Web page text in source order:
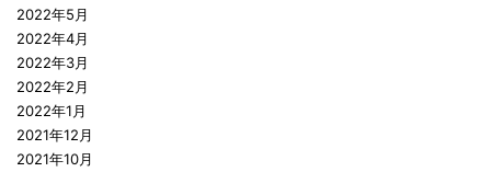
2022年5月
2022年4月
2022年3月
2022年2月
2022年1月
2021年12月
2021年10月